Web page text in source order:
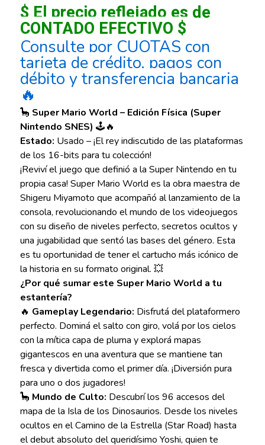
$ El precio reflejado es de
CONTADO EFECTIVO $
Consulte por CUOTAS con
tarjeta de crédito, pagos con
débito y transferencia bancaria
🔥
🦕 Super Mario World – Edición Física (Super
Nintendo SNES) 🕹️🔥
Estado: Usado – ¡El rey indiscutido de las plataformas
de los 16-bits para tu colección!
¡Reviví el juego que definió a la Super Nintendo en tu
propia casa! Super Mario World es la obra maestra de
Shigeru Miyamoto que acompañó al lanzamiento de la
consola, revolucionando el mundo de los videojuegos
con su diseño de niveles perfecto, secretos ocultos y
una jugabilidad que sentó las bases del género. Esta
es tu oportunidad de tener el cartucho más icónico de
la historia en su formato original. 💥
¿Por qué sumar este Super Mario World a tu
estantería?
🔥 Gameplay Legendario: Disfrutá del plataformero
perfecto. Dominá el salto con giro, volá por los cielos
con la mítica capa de pluma y explorá mapas
gigantescos en una aventura que se mantiene tan
fresca y divertida como el primer día. ¡Diversión pura
para uno o dos jugadores!
🦕 Mundo de Culto: Descubrí los 96 accesos del
mapa de la Isla de los Dinosaurios. Desde los niveles
ocultos en el Camino de la Estrella (Star Road) hasta
el debut absoluto del queridísimo Yoshi, quien te